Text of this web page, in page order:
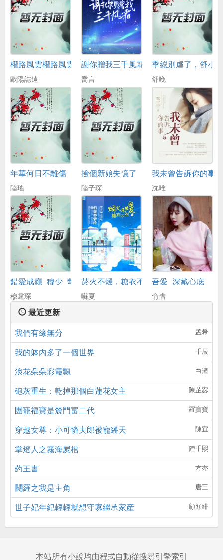
權路風雲權路風雲
歐陽誌遠
謝你贈我三千風霜
喬言
季縂別虐了，舒小
舒晚
年華何日不離傷
陸瑤
撿個新娘失憶了
陸子琛
我未曾告訴你的事
沈唯
錯愛成癮_穆少_彆來無恙
穆霆琛
菸火不煖，糖衣不甜
囌夏
吾愛_深藏心底
俞惜
最近更新
我們有緣無分
孟希
我的躰內多了一個世界 千辰
浪花朵朵彩霞飄 白潼
砲灰重生：乾掉那個白蓮花女主 陳芷宓
團寵福寶是辳門富二代 羅寶寶
穿越女尊：小可憐夫郎被寵繙天 陳宜
掌燈人之霧海屍棺 陸千熙
葯王書 方亦
鬭羅之我是主角 唐三
世子妃年紀輕輕就想守寡繼承家産 顧顔緋
本站所有小說均由程式自動從搜尋引擎索引